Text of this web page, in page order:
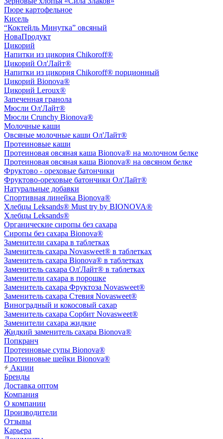
Пюре картофельное
Кисель
“Коктейль Минутка” овсяный
НоваПродукт
Цикорий
Напитки из цикория Chikoroff®
Цикорий Ол'Лайт®
Напитки из цикория Chikoroff® порционный
Цикорий Bionova®
Цикорий Leroux®
Запеченная гранола
Мюсли Ол'Лайт®
Мюсли Crunchy Bionova®
Молочные каши
Овсяные молочные каши Ол'Лайт®
Протеиновые каши
Протеиновая овсяная каша Bionova® на молочном белке
Протеиновая овсяная каша Bionova® на овсяном белке
Фруктово - ореховые батончики
Фруктово-ореховые батончики Ол'Лайт®
Натуральные добавки
Спортивная линейка Bionova®
Хлебцы Leksands® Must try by BIONOVA®
Хлебцы Leksands®
Органические сиропы без сахара
Сиропы без сахара Bionova®
Заменители сахара в таблетках
Заменитель сахара Novasweet® в таблетках
Заменитель сахара Bionova® в таблетках
Заменитель сахара Ол'Лайт® в таблетках
Заменители сахара в порошке
Заменитель сахара Фруктоза Novasweet®
Заменитель сахара Стевия Novasweet®
Виноградный и кокосовый сахар
Заменитель сахара Сорбит Novasweet®
Заменители сахара жидкие
Жидкий заменитель сахара Bionova®
Попкранч
Протеиновые супы Bionova®
Протеиновые шейки Bionova®
Акции
Бренды
Доставка оптом
Компания
О компании
Производители
Отзывы
Карьера